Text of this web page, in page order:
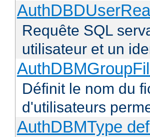
Requête SQL
utilisateur et un
Définit le nom du
d'utilisateurs
AuthDBMType